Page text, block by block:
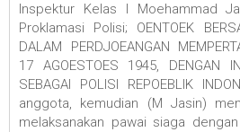
Inspektur Kelas I Moehammad
Proklamasi Polisi; OENTOEK
DALAM PERDJOEANGAN
17 AGOESTOES 1945, DENGAN
SEBAGAI POLISI REPOEBLIK
anggota, kemudian (M Jasin)
melaksanakan pawai siaga